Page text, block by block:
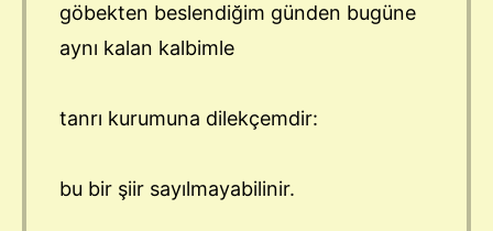
göbekten beslendiğim günden bugüne
aynı kalan kalbimle
tanrı kurumuna dilekçemdir:
bu bir şiir sayılmayabilinir.